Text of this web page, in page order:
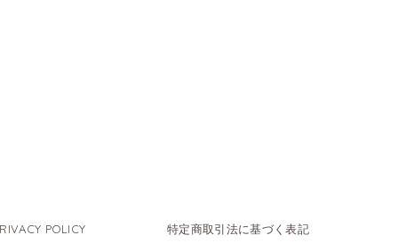
POLICY 特定商取引法に基づく表記